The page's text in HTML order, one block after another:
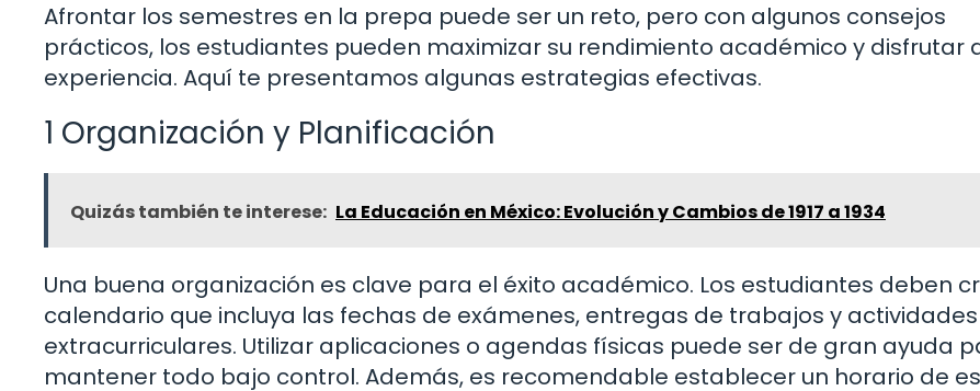
Afrontar los semestres en la prepa puede ser un reto, pero con algunos consejos
prácticos, los estudiantes pueden maximizar su rendimiento académico y disfrutar
experiencia. Aquí te presentamos algunas estrategias efectivas.
1 Organización y Planificación
Quizás también te interese: La Educación en México: Evolución y Cambios de 1917 a 1934
Una buena organización es clave para el éxito académico. Los estudiantes deben
calendario que incluya las fechas de exámenes, entregas de trabajos y actividades
extracurriculares. Utilizar aplicaciones o agendas físicas puede ser de gran ayuda
mantener todo bajo control. Además, es recomendable establecer un horario de